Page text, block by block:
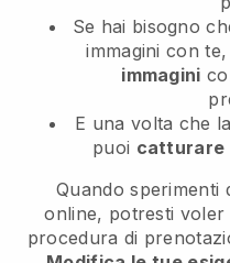
Se hai bisogno
immagini con
immagini
E una volta che
puoi catturare
Quando sperimenti
online, potresti voler
procedura di